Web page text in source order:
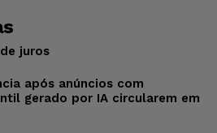
juros
após anúncios com
gerado por IA circularem em